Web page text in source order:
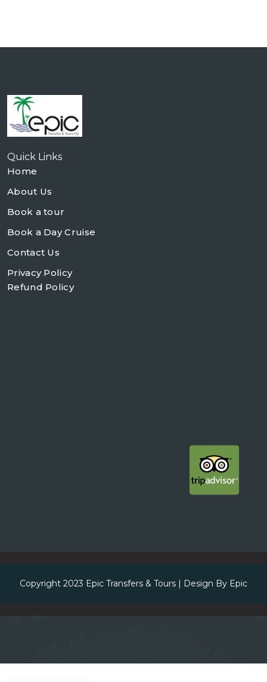
Quick Links
Home
About Us
Book a tour
Book a Day Cruise
Contact Us
Privacy Policy
Refund Policy
Copyright 2023 Epic Transfers & Tours | Design By Epic